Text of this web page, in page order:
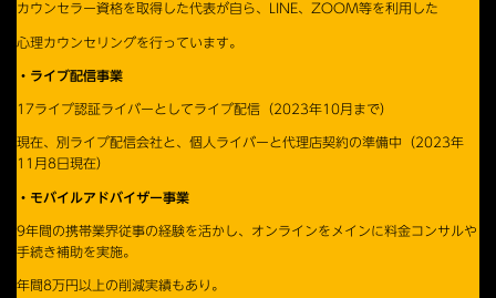
カウンセラー資格を取得した代表が自ら、LINE、ZOOM等を利用した
心理カウンセリングを行っています。
・ライブ配信事業
17ライブ認証ライバーとしてライブ配信（2023年10月まで）
現在、別ライブ配信会社と、個人ライバーと代理店契約の準備中（2023年
11月8日現在）
・モバイルアドバイザー事業
9年間の携帯業界従事の経験を活かし、オンラインをメインに料金コンサルや
手続き補助を実施。
年間8万円以上の削減実績もあり。